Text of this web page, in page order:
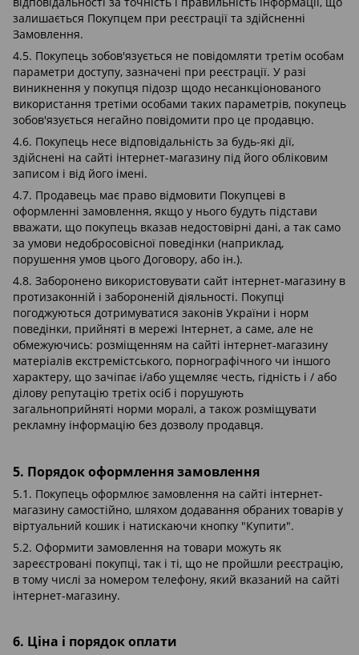
залишається Покупцем при реєстрації та здійсненні
Замовлення.
4.5. Покупець зобов'язується не повідомляти третім особам
параметри доступу, зазначені при реєстрації. У разі
виникнення у покупця підозр щодо несанкціонованого
використання третіми особами таких параметрів, покупець
зобов'язується негайно повідомити про це продавцю.
4.6. Покупець несе відповідальність за будь-які дії,
здійснені на сайті інтернет-магазину під його обліковим
записом і від його імені.
4.7. Продавець має право відмовити Покупцеві в
оформленні замовлення, якщо у нього будуть підстави
вважати, що покупець вказав недостовірні дані, а так само
за умови недобросовісної поведінки (наприклад,
порушення умов цього Договору, або ін.).
4.8. Заборонено використовувати сайт інтернет-магазину в
протизаконній і забороненій діяльності. Покупці
погоджуються дотримуватися законів України і норм
поведінки, прийняті в мережі Інтернет, а саме, але не
обмежуючись: розміщенням на сайті інтернет-магазину
матеріалів екстремістського, порнографічного чи іншого
характеру, що зачіпає і/або ущемляє честь, гідність і / або
ділову репутацію третіх осіб і порушують
загальноприйняті норми моралі, а також розміщувати
рекламну інформацію без дозволу продавця.
5. Порядок оформлення замовлення
5.1. Покупець оформлює замовлення на сайті інтернет-
магазину самостійно, шляхом додавання обраних товарів у
віртуальний кошик і натискаючи кнопку "Купити".
5.2. Оформити замовлення на товари можуть як
зареєстровані покупці, так і ті, що не пройшли реєстрацію,
в тому числі за номером телефону, який вказаний на сайті
інтернет-магазину.
6. Ціна і порядок оплати